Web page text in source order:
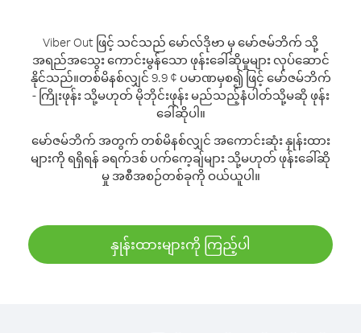
Viber Out ဖြင့် သင်သည် မော်လ်ဒိုဗာ မှ မော်ဇမ်ဘိက် သို့
အရည်အသွေး ကောင်းမွန်သော ဖုန်းခေါ်ဆိုမှုများ လုပ်ဆောင်
နိုင်သည်။တစ်မိနစ်လျှင် 9.9 ¢ ပမာဏမှစ၍ ဖြင့် မော်ဇမ်ဘိက်
- ကြိုးဖုန်း သို့မဟုတ် မိုဘိုင်းဖုန်း မည်သည့်နံပါတ်သို့မဆို ဖုန်း
ခေါ်ဆိုပါ။
မော်ဇမ်ဘိက် အတွက် တစ်မိနစ်လျှင် အကောင်းဆုံး နှုန်းထား
များကို ရရှိရန် ခရက်ဒစ် ပက်ကေ့ချ်များ သို့မဟုတ် ဖုန်းခေါ်ဆို
မှု အစီအစဉ်တစ်ခုကို ဝယ်ယူပါ။
နှုန်းထားများကို ကြည့်ပါ